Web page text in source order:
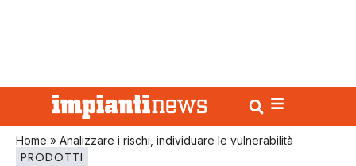
Home » Analizzare i rischi, individuare le vulnerabilità
PRODOTTI